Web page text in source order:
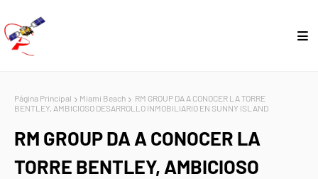
Página Principal Miami Beach
RM GROUP DA A CONOCER LA TORRE
BENTLEY, AMBICIOSO DESARROLLO INMOBILIARIO EN SUNNY ISLAND
RM GROUP DA A CONOCER LA
TORRE BENTLEY, AMBICIOSO